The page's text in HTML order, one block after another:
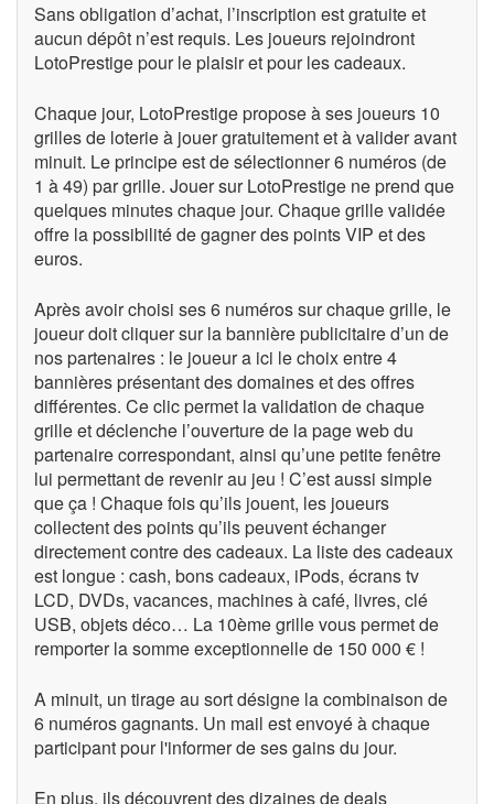
Sans obligation d’achat, l’inscription est gratuite et
aucun dépôt n’est requis. Les joueurs rejoindront
LotoPrestige pour le plaisir et pour les cadeaux.
Chaque jour, LotoPrestige propose à ses joueurs 10
grilles de loterie à jouer gratuitement et à valider avant
minuit. Le principe est de sélectionner 6 numéros (de
1 à 49) par grille. Jouer sur LotoPrestige ne prend que
quelques minutes chaque jour. Chaque grille validée
offre la possibilité de gagner des points VIP et des
euros.
Après avoir choisi ses 6 numéros sur chaque grille, le
joueur doit cliquer sur la bannière publicitaire d’un de
nos partenaires : le joueur a ici le choix entre 4
bannières présentant des domaines et des offres
différentes. Ce clic permet la validation de chaque
grille et déclenche l’ouverture de la page web du
partenaire correspondant, ainsi qu’une petite fenêtre
lui permettant de revenir au jeu ! C’est aussi simple
que ça ! Chaque fois qu’ils jouent, les joueurs
collectent des points qu’ils peuvent échanger
directement contre des cadeaux. La liste des cadeaux
est longue : cash, bons cadeaux, iPods, écrans tv
LCD, DVDs, vacances, machines à café, livres, clé
USB, objets déco… La 10ème grille vous permet de
remporter la somme exceptionnelle de 150 000 € !
A minuit, un tirage au sort désigne la combinaison de
6 numéros gagnants. Un mail est envoyé à chaque
participant pour l'informer de ses gains du jour.
En plus, ils découvrent des dizaines de deals